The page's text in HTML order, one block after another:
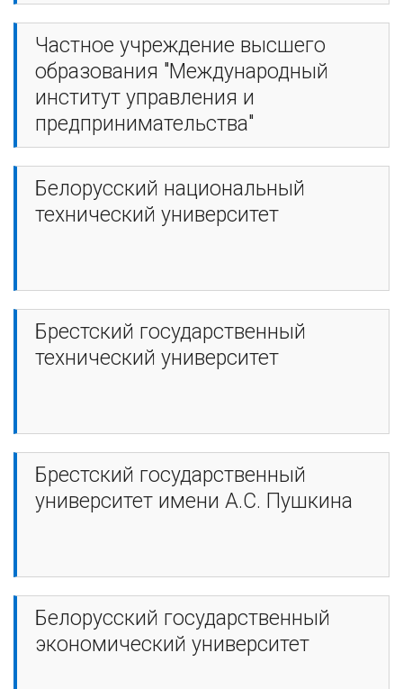
Частное учреждение высшего
образования "Международный
институт управления и
предпринимательства"
Белорусский национальный
технический университет
Брестский государственный
технический университет
Брестский государственный
университет имени А.С. Пушкина
Белорусский государственный
экономический университет